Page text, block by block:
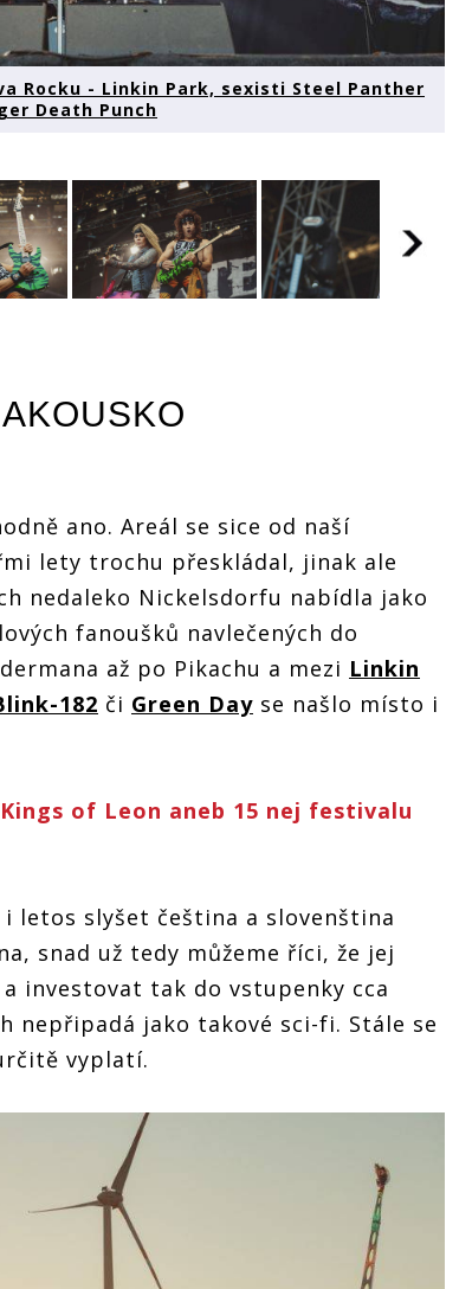
Rocku - Linkin Park, sexisti Steel Panther
Death Punch
a
Steel Panther a
historická chvíle
Rocku - Linkin
Steel Panther a
historická chvíle
pro Five Finger
Death Punch
ano. Areál se sice od naší
lety trochu přeskládal, jinak ale
nedaleko Nickelsdorfu nabídla jako
fanoušků navlečených do
až po Pikachu a mezi Linkin
182 či Green Day se našlo místo i
of Leon aneb 15 nej festivalu
letos slyšet čeština a slovenština
snad už tedy můžeme říci, že jej
investovat tak do vstupenky cca
nepřipadá jako takové sci-fi. Stále se
vyplatí.